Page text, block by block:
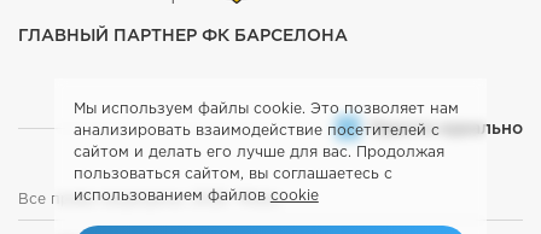
ГЛАВНЫЙ ПАРТНЕР ФК БАРСЕЛОНА
Просто идеально
Все права защищены. 2026. Midea
Мы используем файлы cookie. Это позволяет нам
анализировать взаимодействие посетителей с
сайтом и делать его лучше для вас. Продолжая
пользоваться сайтом, вы соглашаетесь с
использованием файлов cookie